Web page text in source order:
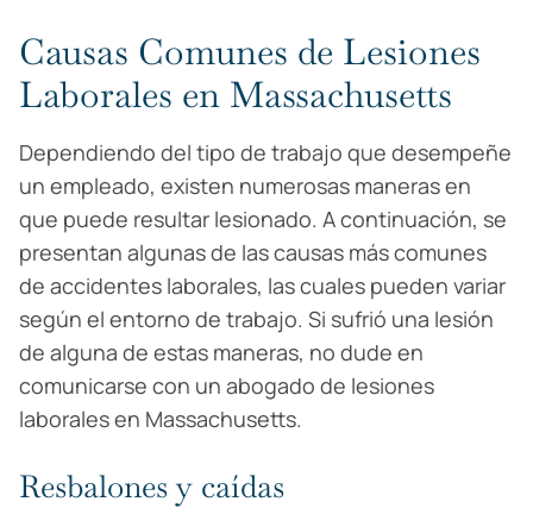
Causas Comunes de Lesiones
Laborales en Massachusetts
Dependiendo del tipo de trabajo que desempeñe
un empleado, existen numerosas maneras en
que puede resultar lesionado. A continuación, se
presentan algunas de las causas más comunes
de accidentes laborales, las cuales pueden variar
según el entorno de trabajo. Si sufrió una lesión
de alguna de estas maneras, no dude en
comunicarse con un abogado de lesiones
laborales en Massachusetts.
Resbalones y caídas